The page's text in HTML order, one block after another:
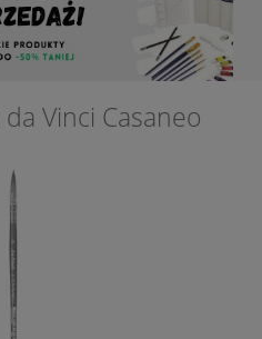
Vinci Casaneo